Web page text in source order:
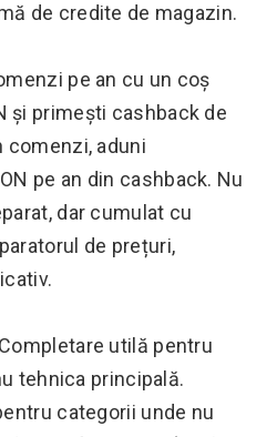
de credite de magazin.
pe an cu un coș
și primești cashback de
comenzi, aduni
pe an din cashback. Nu
dar cumulat cu
de prețuri,
Completare utilă pentru
tehnica principală.
categorii unde nu